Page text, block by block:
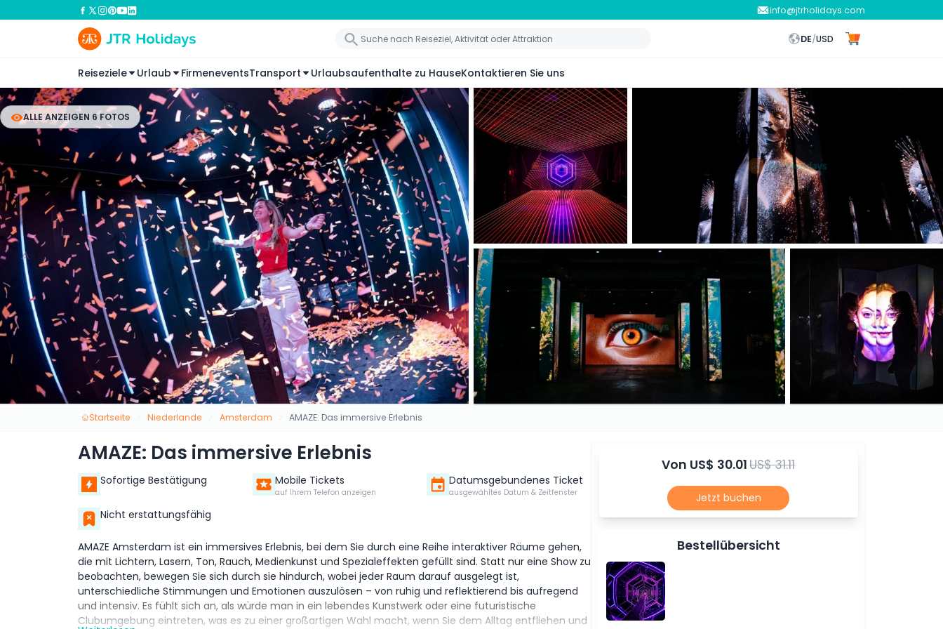
info@jtrholidays.com
DE/USD
Reiseziele Urlaub FirmeneventsTransport Urlaubsaufenthalte zu HauseKontaktieren Sie uns
ALLE ANZEIGEN 6 FOTOS
Startseite Niederlande Amsterdam AMAZE: Das immersive Erlebnis
AMAZE: Das immersive Erlebnis
Sofortige Bestätigung Mobile Tickets
auf Ihrem Telefon anzeigen
Datumsgebundenes Ticket
ausgewähltes Datum & Zeitfenster
Nicht erstattungsfähig
AMAZE Amsterdam ist ein immersives Erlebnis, bei dem Sie durch eine Reihe interaktiver Räume gehen,
die mit Lichtern, Lasern, Ton, Rauch, Medienkunst und Spezialeffekten gefüllt sind. Statt nur eine Show zu
beobachten, bewegen Sie sich durch sie hindurch, wobei jeder Raum darauf ausgelegt ist,
unterschiedliche Stimmungen und Emotionen auszulösen – von ruhig und reflektierend bis aufregend
und intensiv. Es fühlt sich an, als würde man in ein lebendes Kunstwerk oder eine futuristische
Clubumgebung eintreten, was es zu einer großartigen Wahl macht, wenn Sie dem Alltag entfliehen und
Von US$ 30.01US$ 31.11
Jetzt buchen
Bestellübersicht